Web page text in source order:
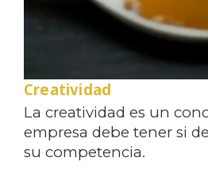
Creatividad
La creatividad es un
empresa debe tener si
su competencia.